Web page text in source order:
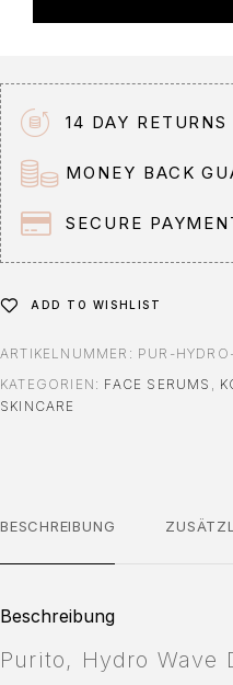
a
t
i
v
e
:
14 DAY RETURNS
MONEY BACK
SECURE
ADD TO WISHLIST
ARTIKELNUMMER: PUR-
KATEGORIEN: FACE SERUMS ,
SKINCARE
BESCHREIBUNG
Beschreibung
Purito, Hydro Wave